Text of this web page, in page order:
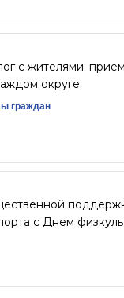
с жителями:
округе
граждан
с Днем